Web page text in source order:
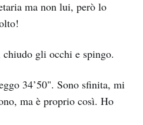
ma non lui, però lo
gli occhi e spingo.
34’50". Sono sfinita, mi
ma è proprio così. Ho